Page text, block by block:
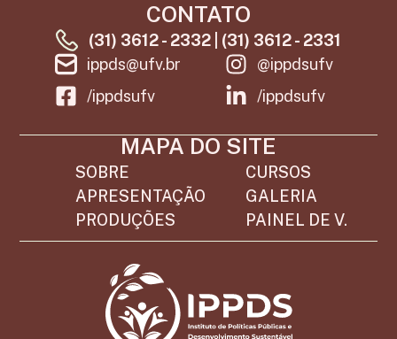
CONTATO
(31) 3612 - 2332 | (31) 3612 - 2331
ippds@ufv.br
/ippdsufv
@ippdsufv
/ippdsufv
MAPA DO SITE
SOBRE
APRESENTAÇÃO
PRODUÇÕES
CURSOS
GALERIA
PAINEL DE V.